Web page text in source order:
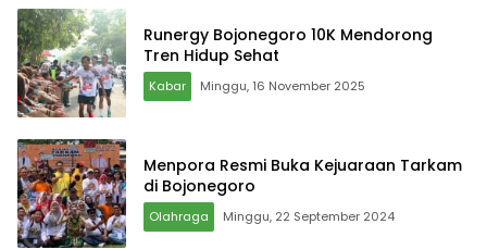
Runergy Bojonegoro 10K Mendorong
Tren Hidup Sehat
Kabar Minggu, 16 November 2025
Menpora Resmi Buka Kejuaraan Tarkam
di Bojonegoro
Olahraga Minggu, 22 September 2024